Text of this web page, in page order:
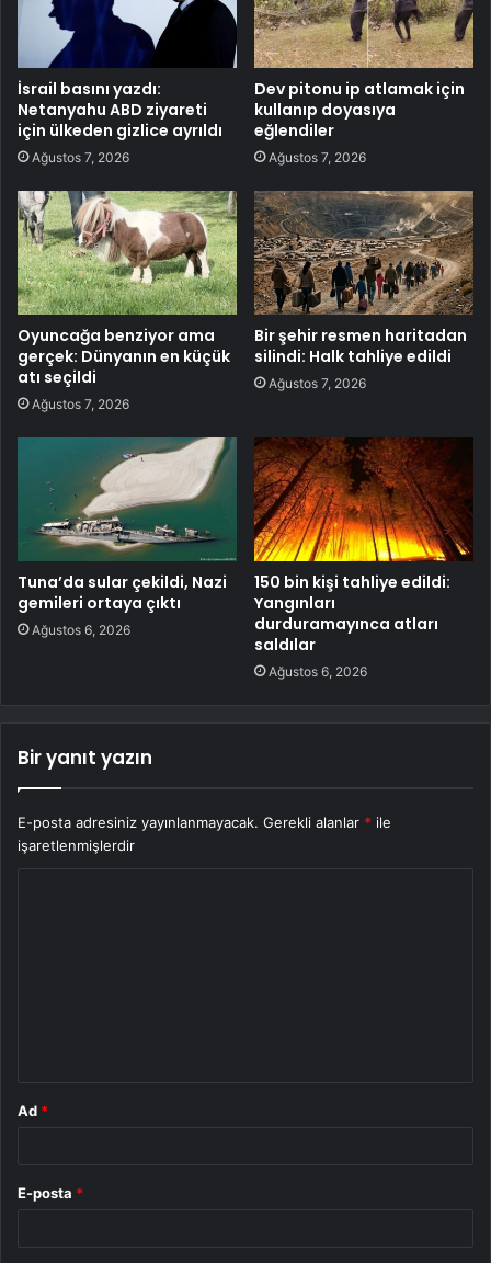
İsrail basını yazdı:
Netanyahu ABD ziyareti
için ülkeden gizlice ayrıldı
Ağustos 7, 2026
Dev pitonu ip atlamak için
kullanıp doyasıya
eğlendiler
Ağustos 7, 2026
Oyuncağa benziyor ama
gerçek: Dünyanın en küçük
atı seçildi
Ağustos 7, 2026
Bir şehir resmen haritadan
silindi: Halk tahliye edildi
Ağustos 7, 2026
Tuna’da sular çekildi, Nazi
gemileri ortaya çıktı
Ağustos 6, 2026
150 bin kişi tahliye edildi:
Yangınları
durduramayınca atları
saldılar
Ağustos 6, 2026
Bir yanıt yazın
E-posta adresiniz yayınlanmayacak. Gerekli alanlar * ile
işaretlenmişlerdir
Ad *
E-posta *